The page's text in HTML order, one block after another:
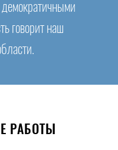
говорит наш
РАБОТЫ